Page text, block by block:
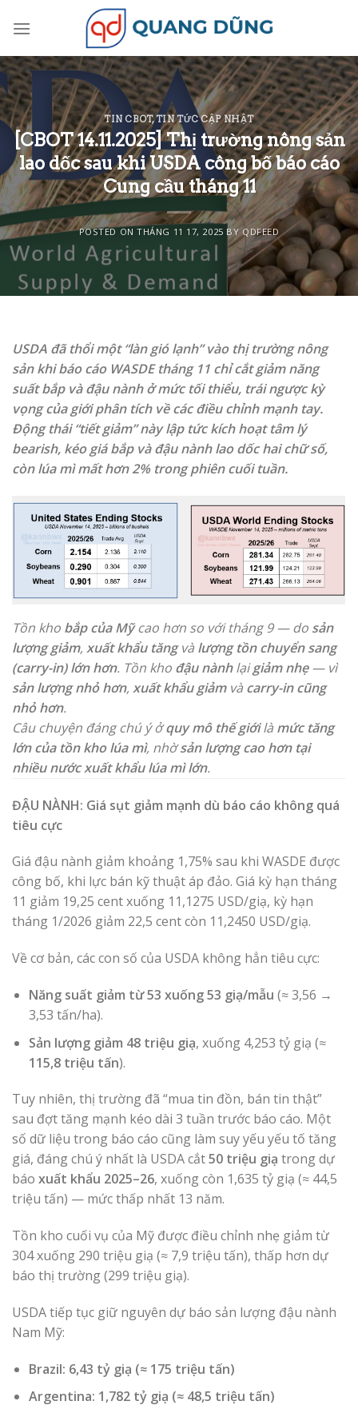
TIN CBOT,TIN TỨC CẬP NHẬT
[CBOT 14.11.2025] Thị trường nông sản
lao dốc sau khi USDA công bố báo cáo
Cung cầu tháng 11
POSTED ONTHÁNG 11 17, 2025 BY QDFEED
USDA đã thổi một “làn gió lạnh” vào thị trường nông
sản khi báo cáo WASDE tháng 11 chỉ cắt giảm năng
suất bắp và đậu nành ở mức tối thiểu, trái ngược kỳ
vọng của giới phân tích về các điều chỉnh mạnh tay.
Động thái “tiết giảm” này lập tức kích hoạt tâm lý
bearish, kéo giá bắp và đậu nành lao dốc hai chữ số,
còn lúa mì mất hơn 2% trong phiên cuối tuần.
Tồn kho bắp của Mỹcao hơn so với tháng 9 — do sản
lượng giảm,xuất khẩu tăngvà lượng tồn chuyển sang
(carry-in) lớn hơn. Tồn kho đậu nànhlạigiảm nhẹ— vì
sản lượng nhỏ hơn,xuất khẩu giảmvà carry-in cũng
nhỏ hơn.
Câu chuyện đáng chú ý ởquy mô thế giớilà mức tăng
lớn của tồn kho lúa mì, nhờsản lượng cao hơn tại
nhiều nước xuất khẩu lúa mì lớn.
ĐẬU NÀNH: Giá sụt giảm mạnh dù báo cáo không quá
tiêu cực
Giá đậu nành giảm khoảng 1,75% sau khi WASDE được
công bố, khi lực bán kỹ thuật áp đảo. Giá kỳ hạn tháng
11 giảm 19,25 cent xuống 11,1275 USD/giạ, kỳ hạn
tháng 1/2026 giảm 22,5 cent còn 11,2450 USD/giạ.
Về cơ bản, các con số của USDA không hẳn tiêu cực:
Năng suất giảm từ 53 xuống 53 giạ/mẫu (≈ 3,56 →
3,53 tấn/ha).
Sản lượng giảm 48 triệu giạ, xuống 4,253 tỷ giạ (≈
115,8 triệu tấn).
Tuy nhiên, thị trường đã “mua tin đồn, bán tin thật”
sau đợt tăng mạnh kéo dài 3 tuần trước báo cáo. Một
số dữ liệu trong báo cáo cũng làm suy yếu yếu tố tăng
giá, đáng chú ý nhất là USDA cắt50 triệu giạ trong dự
báo xuất khẩu 2025–26, xuống còn 1,635 tỷ giạ (≈ 44,5
triệu tấn) — mức thấp nhất 13 năm.
Tồn kho cuối vụ của Mỹ được điều chỉnh nhẹ giảm từ
304 xuống 290 triệu giạ (≈ 7,9 triệu tấn), thấp hơn dự
báo thị trường (299 triệu giạ).
USDA tiếp tục giữ nguyên dự báo sản lượng đậu nành
Nam Mỹ:
Brazil: 6,43 tỷ giạ (≈ 175 triệu tấn)
Argentina: 1,782 tỷ giạ (≈ 48,5 triệu tấn)